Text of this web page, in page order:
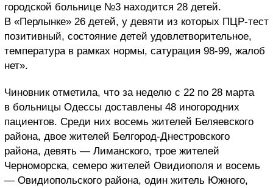
городской больнице №3 находится 28 детей.
В «Перлынке» 26 детей, у девяти из которых ПЦР-тест
позитивный, состояние детей удовлетворительное,
температура в рамках нормы, сатурация 98-99, жалоб
нет».
Чиновник отметила, что за неделю с 22 по 28 марта
в больницы Одессы доставлены 48 иногородних
пациентов. Среди них восемь жителей Беляевского
района, двое жителей Белгород-Днестровского
района, девять — Лиманского, трое жителей
Черноморска, семеро жителей Овидиополя и восемь
— Овидиопольского района, один житель Южного,